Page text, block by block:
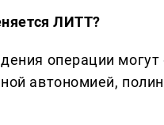
ЛИТТ?
операции могут
автономией,